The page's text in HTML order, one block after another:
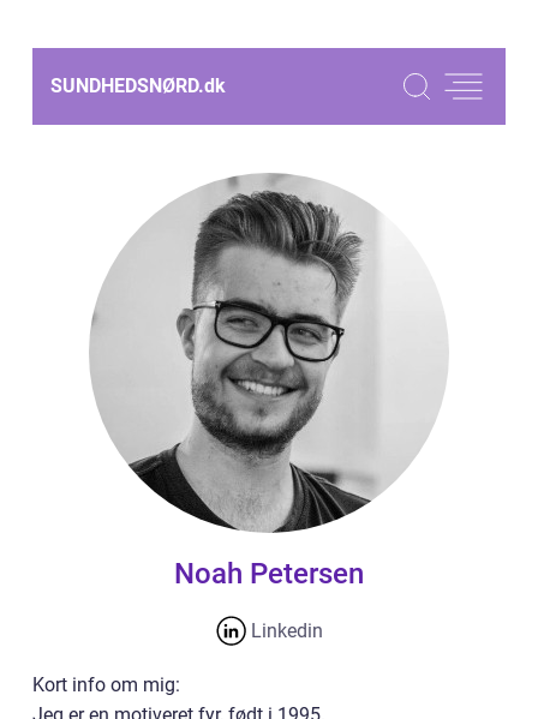
SUNDHEDSNØRD.dk
Noah Petersen
Linkedin
Kort info om mig: